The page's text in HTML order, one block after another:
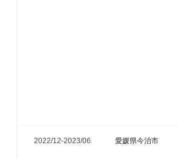
2022/12-2023/06 愛媛県今治市